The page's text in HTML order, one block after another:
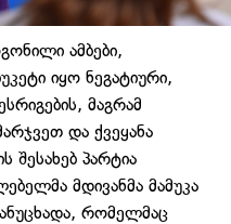
ამბები,
იყო ნეგატიური,
მაგრამ
და ქვეყანა
შესახებ პარტია
მდივანმა მამუკა
რომელმაც